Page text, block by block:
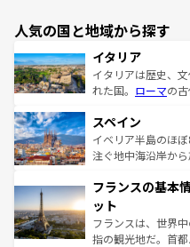
人気の国と地域から探す
イタリア
イタリアは歴史、
れた国。 ローマの
ろん、トスカーナ
景など、自然景観
ピザやパスタなど
ませてくれるイタ
なお、新着のイタリ
しい。
スペイン
イベリア半島のほ
注ぐ地中海沿岸か
文化が根付くこの
れる闘牛、そして
る。首都マドリー
アートに溢れた街
フランスの基本
ット
フランスは、世界
指の観光地だ。首